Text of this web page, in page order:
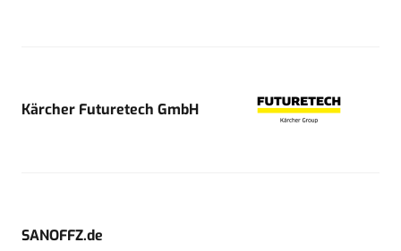
Kärcher Futuretech GmbH
SANOFFZ.de